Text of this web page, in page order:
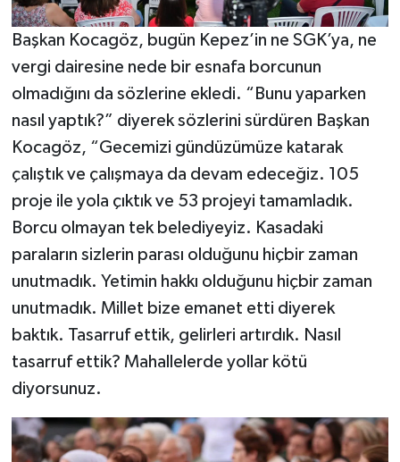
Başkan Kocagöz, bugün Kepez’in ne SGK’ya, ne
vergi dairesine nede bir esnafa borcunun
olmadığını da sözlerine ekledi. “Bunu yaparken
nasıl yaptık?” diyerek sözlerini sürdüren Başkan
Kocagöz, “Gecemizi gündüzümüze katarak
çalıştık ve çalışmaya da devam edeceğiz. 105
proje ile yola çıktık ve 53 projeyi tamamladık.
Borcu olmayan tek belediyeyiz. Kasadaki
paraların sizlerin parası olduğunu hiçbir zaman
unutmadık. Yetimin hakkı olduğunu hiçbir zaman
unutmadık. Millet bize emanet etti diyerek
baktık. Tasarruf ettik, gelirleri artırdık. Nasıl
tasarruf ettik? Mahallelerde yollar kötü
diyorsunuz.